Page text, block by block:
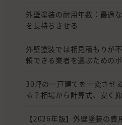
外壁塗装の耐用年数：最適
を長持ちさせる
外壁塗装では相見積もりが
頼できる業者を選ぶための
30坪の一戸建てを一変させ
る？相場から計算式、安く
【2026年版】外壁塗装の